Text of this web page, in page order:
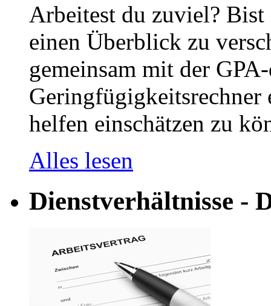
Arbeitest du zuviel?
einen Überblick zu
gemeinsam mit der
helfen einschätzen zu
Alles lesen
Dienstverhältnisse -